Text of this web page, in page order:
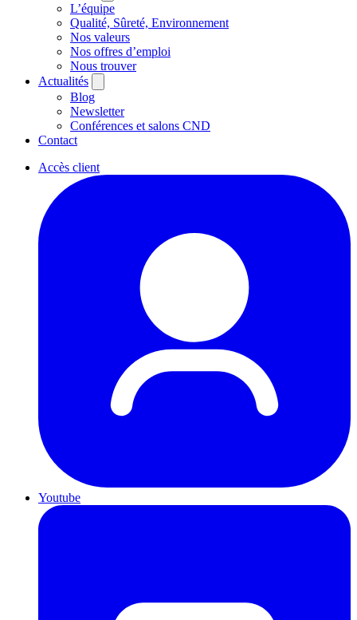
L’équipe
Qualité, Sûreté, Environnement
Nos valeurs
Nos offres d’emploi
Nous trouver
Actualités
Blog
Newsletter
Conférences et salons CND
Contact
Accès client
Youtube